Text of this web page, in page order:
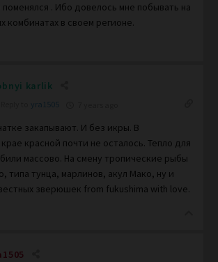
поменялся . Ибо довелось мне побывать на
комбинатах в своем регионе.
karlik
yra1505
закапывают. И без икры. В
красной почти не осталось. Тепло для
массово. На смену тропические рыбы
типа тунца, марлинов, акул Мако, ну и
зверюшек from fukushima with love.